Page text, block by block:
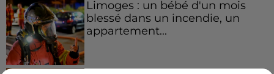
Limoges : un bébé d'un mois
blessé dans un incendie, un
appartement...